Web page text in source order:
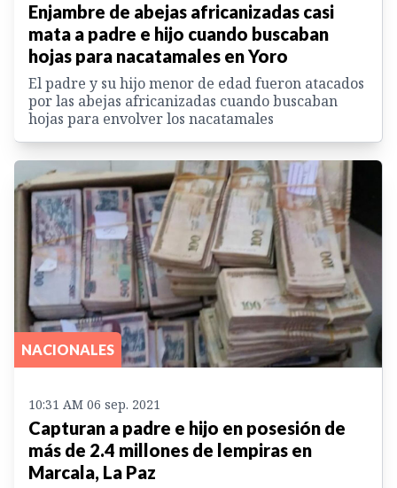
Enjambre de abejas africanizadas casi
mata a padre e hijo cuando buscaban
hojas para nacatamales en Yoro
El padre y su hijo menor de edad fueron atacados
por las abejas africanizadas cuando buscaban
hojas para envolver los nacatamales
NACIONALES
10:31 AM 06 sep. 2021
Capturan a padre e hijo en posesión de
más de 2.4 millones de lempiras en
Marcala, La Paz